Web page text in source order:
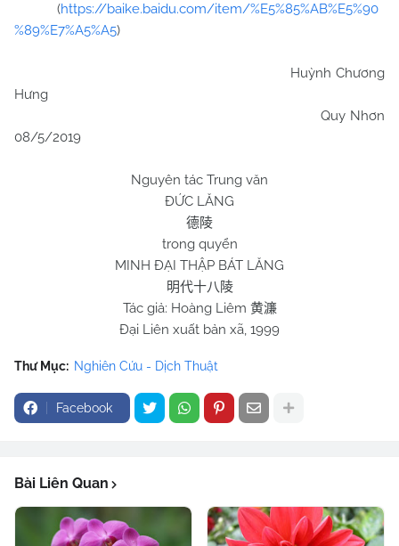
(https://baike.baidu.com/item/%E5%85%AB%E5%90
%89%E7%A5%A5)
Huỳnh Chương
Hưng
Quy Nhơn
08/5/2019
Nguyên tác Trung văn
ĐỨC LĂNG
德陵
trong quyển
MINH ĐẠI THẬP BÁT LĂNG
明代十八陵
Tác giả: Hoàng Liêm 黄濂
Đại Liên xuất bản xã, 1999
Thư Mục: Nghiên Cứu - Dịch Thuật
Facebook
Bài Liên Quan